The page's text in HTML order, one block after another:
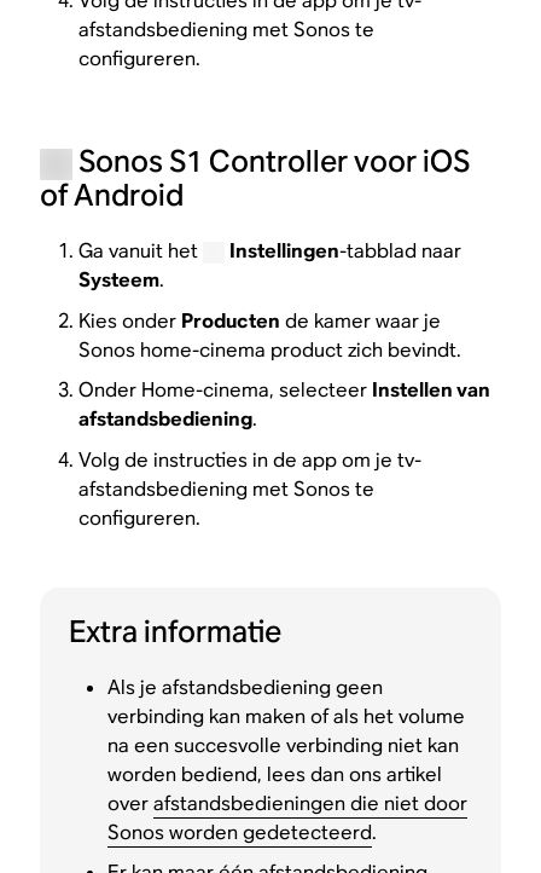
afstandsbediening met Sonos te
configureren.
Sonos S1 Controller voor iOS
of Android
Ga vanuit het Instellingen-tabblad naar
Systeem.
Kies onder Producten de kamer waar je
Sonos home-cinema product zich bevindt.
Onder Home-cinema, selecteer Instellen van
afstandsbediening.
Volg de instructies in de app om je tv-
afstandsbediening met Sonos te
configureren.
Extra informatie
Als je afstandsbediening geen
verbinding kan maken of als het volume
na een succesvolle verbinding niet kan
worden bediend, lees dan ons artikel
overafstandsbedieningen die niet door
Sonos worden gedetecteerd.